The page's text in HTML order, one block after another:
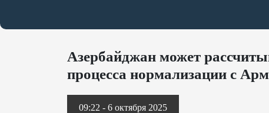
Азербайджан может
процесса нормализации с
09:22 - 6 октября 2025